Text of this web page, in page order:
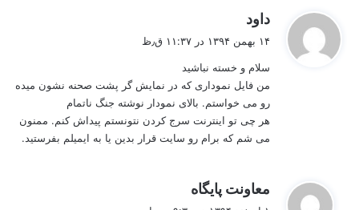
داود
ت
:
۱۴ بهمن ۱۳۹۴ در ۱۱:۳۷ ق٫ظ
سلام و خسته نباشید
من فایل نموداری که در نمایش گر پشت صحنه نشون میده
رو می خواستم. بالای نمودار نوشته جنگ ناتمام
هر چی تو اینترنت سرج کردن نتونستم پیداش کنم. ممنون
می شم که برام رو سایت قرار بدین یا به ایمیلم بفرستید.
معاونت پایگاه